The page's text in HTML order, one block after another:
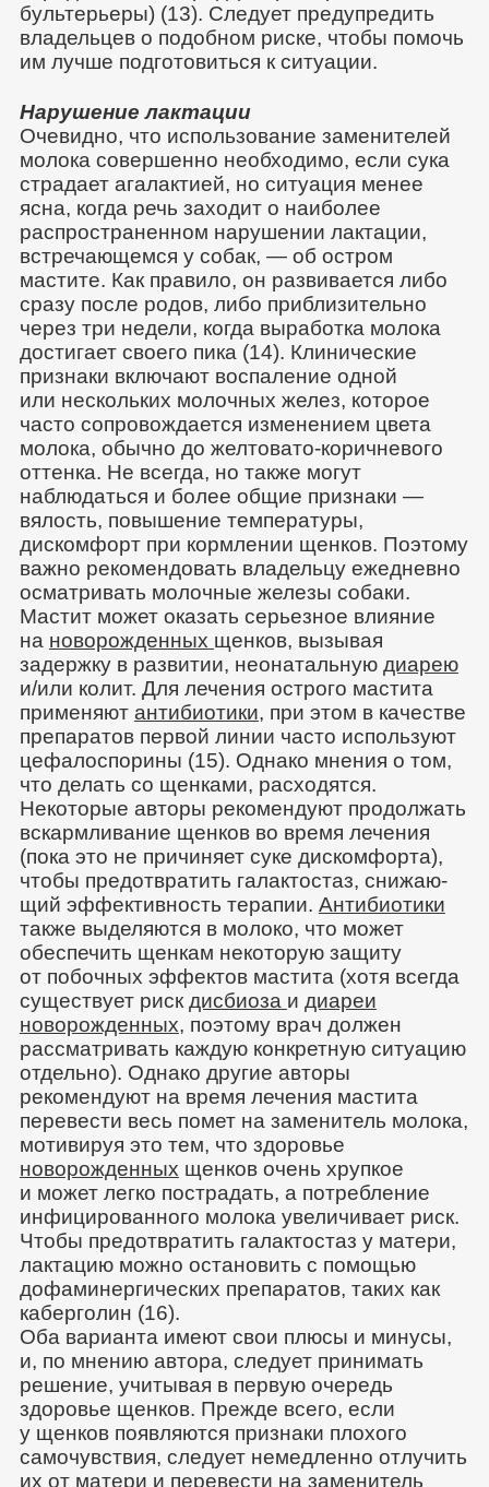
бультерьеры) (13). Следует предупредить
владельцев о подобном риске, чтобы помочь
им лучше подготовиться к ситуации.
Нарушение лактации
Очевидно, что использование заменителей
молока совершенно необходимо, если сука
страдает агалактией, но ситуация менее
ясна, когда речь заходит о наиболее
распространенном нарушении лактации,
встречающемся у собак, — об остром
мастите. Как правило, он развивается либо
сразу после родов, либо приблизительно
через три недели, когда выработка молока
достигает своего пика (14). Клинические
признаки включают воспаление одной
или нескольких молочных желез, которое
часто сопровождается изменением цвета
молока, обычно до желтовато-коричневого
оттенка. Не всегда, но также могут
наблюдаться и более общие признаки —
вялость, повышение температуры,
дискомфорт при кормлении щенков. Поэтому
важно рекомендовать владельцу ежедневно
осматривать молочные железы собаки.
Мастит может оказать серьезное влияние
на новорожденных щенков, вызывая
задержку в развитии, неонатальную диарею
и/или колит. Для лечения острого мастита
применяют антибиотики, при этом в качестве
препаратов первой линии часто используют
цефалоспорины (15). Однако мнения о том,
что делать со щенками, расходятся.
Некоторые авторы рекомендуют продолжать
вскармливание щенков во время лечения
(пока это не причиняет суке дискомфорта),
чтобы предотвратить галактостаз, снижаю­
щий эффективность терапии. Антибиотики
также выделяются в молоко, что может
обеспечить щенкам некоторую защиту
от побочных эффектов мастита (хотя всегда
существует риск дисбиоза и диареи
новорожденных, поэтому врач должен
рассматривать каждую конкретную ситуацию
отдельно). Однако другие авторы
рекомендуют на время лечения мастита
перевести весь помет на заменитель молока,
мотивируя это тем, что здоровье
новорожденных щенков очень хрупкое
и может легко пострадать, а потребление
инфицированного молока увеличивает риск.
Чтобы предотвратить галактостаз у матери,
лактацию можно остановить с помощью
дофаминергических препаратов, таких как
каберголин (16).
Оба варианта имеют свои плюсы и минусы,
и, по мнению автора, следует принимать
решение, учитывая в первую очередь
здоровье щенков. Прежде всего, если
у щенков появляются признаки плохого
самочувствия, следует немедленно отлучить
их от матери и перевести на заменитель